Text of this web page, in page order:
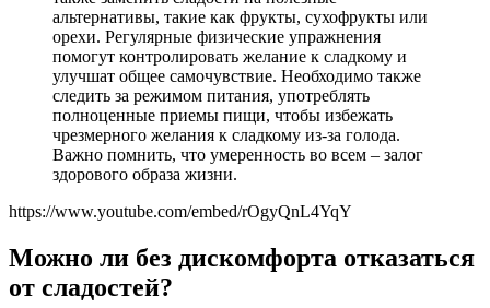
альтернативы, такие как фрукты, сухофрукты или
орехи. Регулярные физические упражнения
помогут контролировать желание к сладкому и
улучшат общее самочувствие. Необходимо также
следить за режимом питания, употреблять
полноценные приемы пищи, чтобы избежать
чрезмерного желания к сладкому из-за голода.
Важно помнить, что умеренность во всем – залог
здорового образа жизни.
https://www.youtube.com/embed/rOgyQnL4YqY
Можно ли без дискомфорта отказаться
от сладостей?